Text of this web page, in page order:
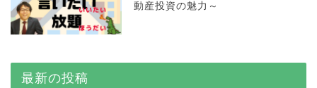
動産投資の魅力～
最新の投稿